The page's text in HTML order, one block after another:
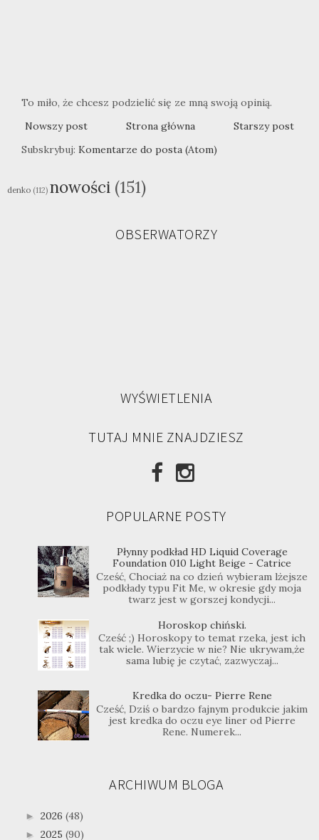
To miło, że chcesz podzielić się ze mną swoją opinią.
Nowszy post
Starszy post
Strona główna
Subskrybuj: Komentarze do posta (Atom)
denko (112) nowości (151)
OBSERWATORZY
WYŚWIETLENIA
TUTAJ MNIE ZNAJDZIESZ
POPULARNE POSTY
Płynny podkład HD Liquid Coverage
Foundation 010 Light Beige - Catrice
Cześć, Chociaż na co dzień wybieram lżejsze
podkłady typu Fit Me, w okresie gdy moja
twarz jest w gorszej kondycji...
Horoskop chiński.
Cześć ;) Horoskopy to temat rzeka, jest ich
tak wiele. Wierzycie w nie? Nie ukrywam,że
sama lubię je czytać, zazwyczaj...
Kredka do oczu- Pierre Rene
Cześć, Dziś o bardzo fajnym produkcie jakim
jest kredka do oczu eye liner od Pierre
Rene. Numerek...
ARCHIWUM BLOGA
► 2026 (48)
► 2025 (90)